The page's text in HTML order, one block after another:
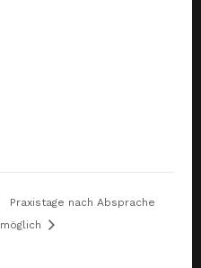
Praxistage nach Absprache
möglich